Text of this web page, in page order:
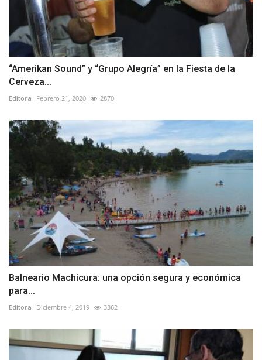
“Amerikan Sound” y “Grupo Alegría” en la Fiesta de la
Cerveza...
Editora Febrero 21, 2020 2870
Balneario Machicura: una opción segura y económica
para...
Editora Diciembre 4, 2019 3362